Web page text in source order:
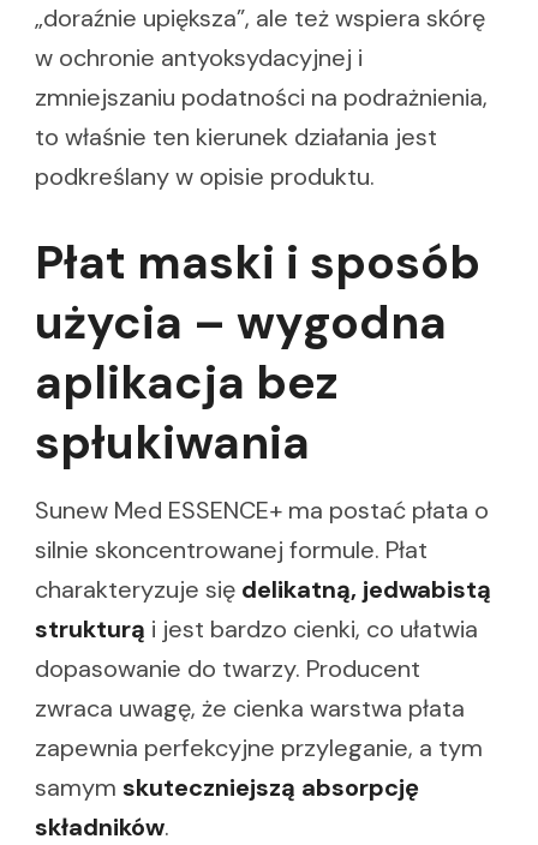
„doraźnie upiększa”, ale też wspiera skórę
w ochronie antyoksydacyjnej i
zmniejszaniu podatności na podrażnienia,
to właśnie ten kierunek działania jest
podkreślany w opisie produktu.
Płat maski i sposób
użycia – wygodna
aplikacja bez
spłukiwania
Sunew Med ESSENCE+ ma postać płata o
silnie skoncentrowanej formule. Płat
charakteryzuje się delikatną, jedwabistą
strukturą i jest bardzo cienki, co ułatwia
dopasowanie do twarzy. Producent
zwraca uwagę, że cienka warstwa płata
zapewnia perfekcyjne przyleganie, a tym
samym skuteczniejszą absorpcję
składników.